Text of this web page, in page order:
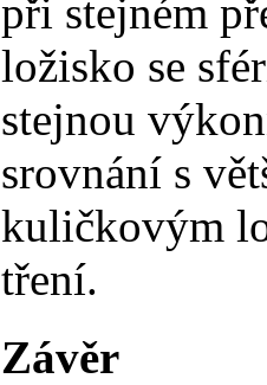
při stejném
ložisko se
stejnou
srovnání s
kuličkovým
tření.
Závěr